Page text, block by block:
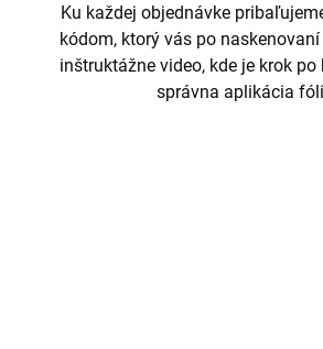
Ku každej objednávke
kódom, ktorý vás po
inštruktážne video, kde je krok
správna aplikácia